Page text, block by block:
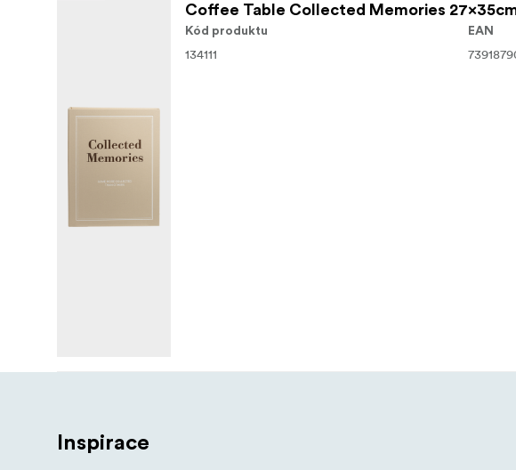
Coffee Table Collected Memories
Kód produktu
134111
EAN
Inspirace